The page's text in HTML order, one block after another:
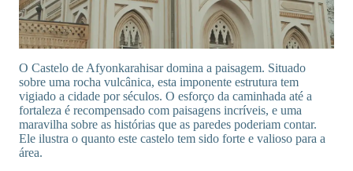
O Castelo de Afyonkarahisar domina a paisagem. Situado
sobre uma rocha vulcânica, esta imponente estrutura tem
vigiado a cidade por séculos. O esforço da caminhada até a
fortaleza é recompensado com paisagens incríveis, e uma
maravilha sobre as histórias que as paredes poderiam contar.
Ele ilustra o quanto este castelo tem sido forte e valioso para a
área.